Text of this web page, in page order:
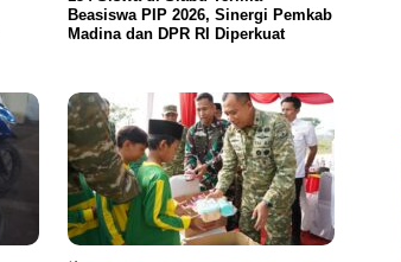
Beasiswa PIP 2026, Sinergi Pemkab
Madina dan DPR RI Diperkuat